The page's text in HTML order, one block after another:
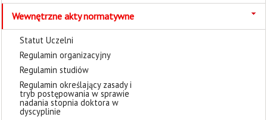
Wewnętrzne akty normatywne
Statut Uczelni
Regulamin organizacyjny
Regulamin studiów
Regulamin określający zasady i
tryb postępowania w sprawie
nadania stopnia doktora w
dyscyplinie